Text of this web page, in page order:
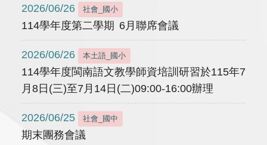
2026/06/26 社會_國小
114學年度第二學期 6月聯席會議
2026/06/26 本土語_國小
114學年度閩南語文教學師資培訓研習於115年7
月8日(三)至7月14日(二)09:00-16:00辦理
2026/06/25 社會_國中
期末團務會議